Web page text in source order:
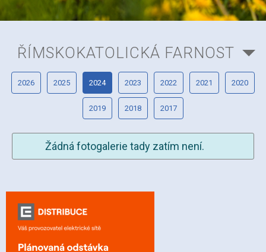
ŘÍMSKOKATOLICKÁ FARNOST
2026 2025 2024 2023 2022 2021 2020
2019 2018 2017
Žádná fotogalerie tady zatím není.